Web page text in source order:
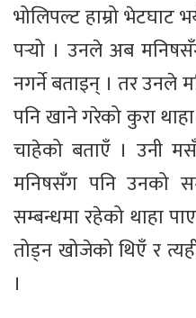
भोलिपल्ट हाम्रो भेटघाट
पर्‍यो । उनले अब
नगर्ने बताइन् । तर उनले
पनि खाने गरेको कुरा
चाहेको बताएँ । उनी
मनिषसँग पनि उनको
सम्बन्धमा रहेको थाहा
तोड्न खोजेको थिएँ र
।